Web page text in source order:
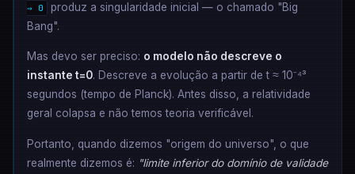
→ 0
produz a singularidade inicial — o chamado "Big
Bang".
Mas devo ser preciso: o modelo não descreve o
instante t=0. Descreve a evolução a partir de t ≈ 10⁻⁴³
segundos (tempo de Planck). Antes disso, a relatividade
geral colapsa e não temos teoria verificável.
Portanto, quando dizemos "origem do universo", o que
realmente dizemos é: "limite inferior do domínio de validade